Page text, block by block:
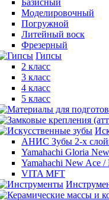
Базисный
Моделировочный
Погружной
Литейный воск
Фрезерный
Гипсы
2 класс
3 класс
4 класс
5 класс
АНИС Зубы 2-х
Yamahachi Gloria
Yamahachi New Ace
VITA MFT